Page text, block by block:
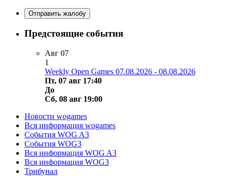
Отправить жалобу
Предстоящие события
Авг 07
1
Weekly Open Games 07.08.2026 - 08.08.2026
Пт, 07 авг 17:40
До
Сб, 08 авг 19:00
Новости wogames
Вся информация wogames
События WOG A3
События WOG3
Вся информация WOG A3
Вся информация WOG3
Трибунал